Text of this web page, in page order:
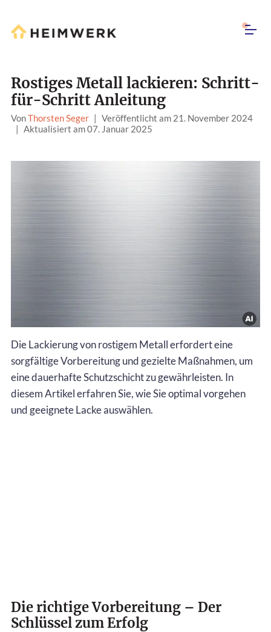
Rostiges Metall lackieren: Schritt-
für-Schritt Anleitung
VonThorsten Seger | Veröffentlicht am 21. November 2024
| Aktualisiert am 07. Januar 2025
Die Lackierung von rostigem Metall erfordert eine
sorgfältige Vorbereitung und gezielte Maßnahmen, um
eine dauerhafte Schutzschicht zu gewährleisten. In
diesem Artikel erfahren Sie, wie Sie optimal vorgehen
und geeignete Lacke auswählen.
Die richtige Vorbereitung – Der
Schlüssel zum Erfolg